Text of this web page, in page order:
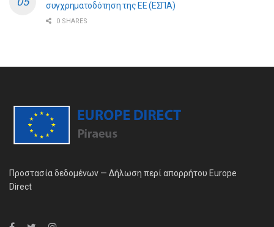
συγχρηματοδότηση της ΕE (ΕΣΠΑ)
0 SHARES
Προστασία δεδομένων — Δήλωση περί απορρήτου Europe
Direct